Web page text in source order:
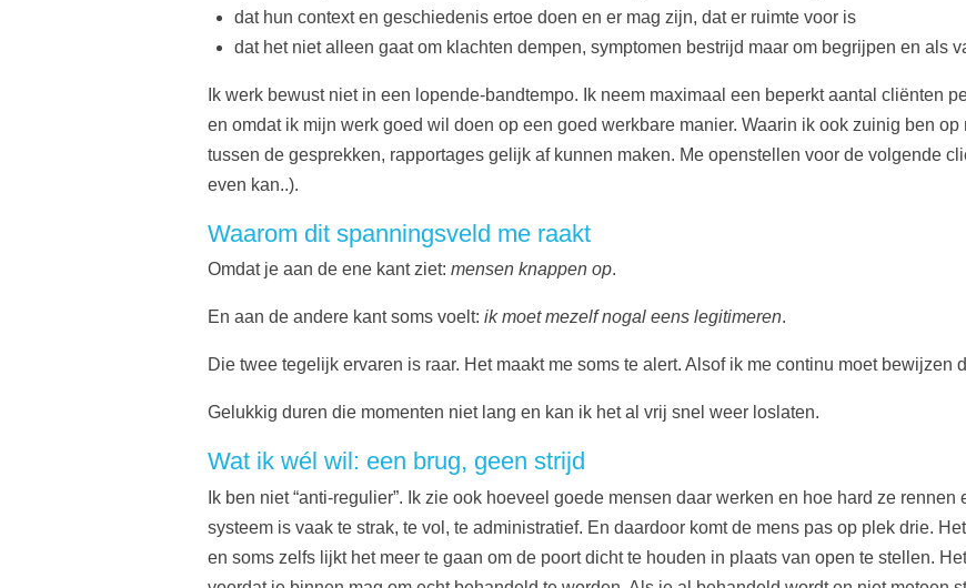
dat hun context en geschiedenis ertoe doen en er mag zijn, dat er ruimte voor is
dat het niet alleen gaat om klachten dempen, symptomen bestrijd maar om begrijpen en als
Ik werk bewust niet in een lopende-bandtempo. Ik neem maximaal een beperkt aantal cliënten
en omdat ik mijn werk goed wil doen op een goed werkbare manier. Waarin ik ook zuinig ben
tussen de gesprekken, rapportages gelijk af kunnen maken. Me openstellen voor de volgende
even kan..).
Waarom dit spanningsveld me raakt
Omdat je aan de ene kant ziet: mensen knappen op.
En aan de andere kant soms voelt: ik moet mezelf nogal eens legitimeren.
Die twee tegelijk ervaren is raar. Het maakt me soms te alert. Alsof ik me continu moet bewijzen
Gelukkig duren die momenten niet lang en kan ik het al vrij snel weer loslaten.
Wat ik wél wil: een brug, geen strijd
Ik ben niet “anti-regulier”. Ik zie ook hoeveel goede mensen daar werken en hoe hard ze
systeem is vaak te strak, te vol, te administratief. En daardoor komt de mens pas op plek drie.
en soms zelfs lijkt het meer te gaan om de poort dicht te houden in plaats van open te stellen.